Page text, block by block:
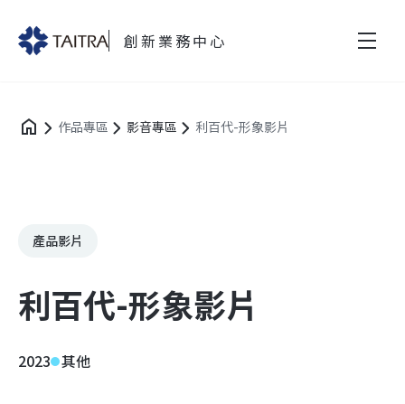
創新業務中心
作品專區 影音專區 利百代-形象影片
產品影片
利百代-形象影片
2023 其他